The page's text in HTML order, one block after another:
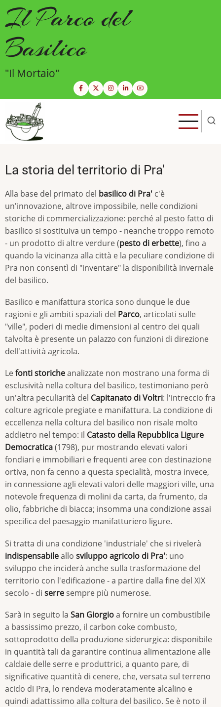
Salta
contenuto
principale
Il Parco del
Basilico
"Il Mortaio"
La storia del territorio di Pra'
Alla base del primato del basilico di Pra' c'è
un'innovazione, altrove impossibile, nelle condizioni
storiche di commercializzazione: perché al pesto fatto di
basilico si sostituiva un tempo - neanche troppo remoto
- un prodotto di altre verdure (pesto di erbette), fino a
quando la vicinanza alla città e la peculiare condizione di
Pra non consentì di "inventare" la disponibilità invernale
del basilico.
Basilico e manifattura storica sono dunque le due
ragioni e gli ambiti spaziali del Parco, articolati sulle
"ville", poderi di medie dimensioni al centro dei quali
talvolta è presente un palazzo con funzioni di direzione
dell'attività agricola.
Lefonti storicheanalizzate non mostrano una forma di
esclusività nella coltura del basilico, testimoniano però
un'altra peculiarità del Capitanato di Voltri: l'intreccio fra
colture agricole pregiate e manifattura. La condizione di
eccellenza nella coltura del basilico non risale molto
addietro nel tempo: il Catasto della Repubblica Ligure
Democratica(1798), pur mostrando elevati valori
fondiari e immobiliari e frequenti aree con destinazione
ortiva, non fa cenno a questa specialità, mostra invece,
in connessione agli elevati valori delle maggiori ville, una
notevole frequenza di molini da carta, da frumento, da
olio, fabbriche di biacca; insomma una condizione assai
specifica del paesaggio manifatturiero ligure.
Si tratta di una condizione 'industriale' che si rivelerà
indispensabileallo sviluppo agricolo di Pra': uno
sviluppo che inciderà anche sulla trasformazione del
territorio con l'edificazione - a partire dalla fine del XIX
secolo - di serresempre più numerose.
Sarà in seguito la San Giorgioa fornire un combustibile
a bassissimo prezzo, il carbon coke combusto,
sottoprodotto della produzione siderurgica: disponibile
in quantità tali da garantire continua alimentazione alle
caldaie delle serre e produttrici, a quanto pare, di
significative quantità di cenere, che, versata sul terreno
acido di Pra, lo rendeva moderatamente alcalino e
quindi adattissimo alla coltura del basilico. Se è noto il